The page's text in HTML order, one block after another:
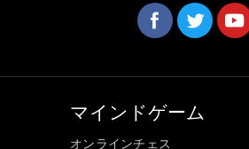
マインドゲーム
オンラインチェス